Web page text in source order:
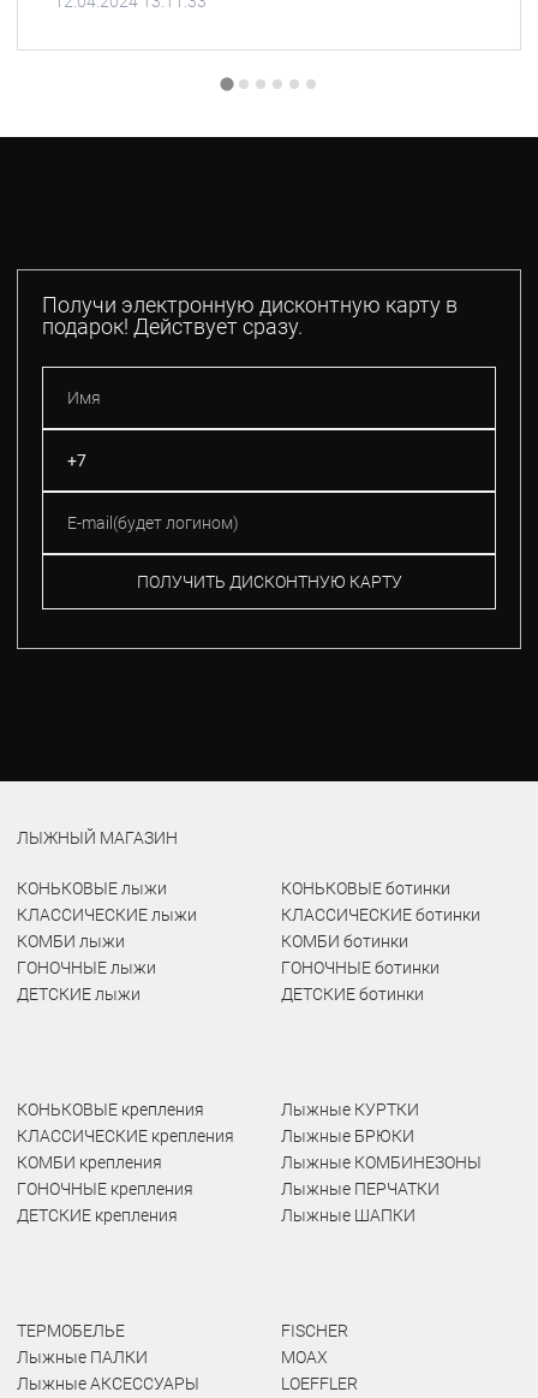
Получи электронную дисконтную карту в
подарок! Действует сразу.
ПОЛУЧИТЬ ДИСКОНТНУЮ КАРТУ
ЛЫЖНЫЙ МАГАЗИН
КОНЬКОВЫЕ лыжи
КЛАССИЧЕСКИЕ лыжи
КОМБИ лыжи
ГОНОЧНЫЕ лыжи
ДЕТСКИЕ лыжи
КОНЬКОВЫЕ ботинки
КЛАССИЧЕСКИЕ ботинки
КОМБИ ботинки
ГОНОЧНЫЕ ботинки
ДЕТСКИЕ ботинки
КОНЬКОВЫЕ крепления
КЛАССИЧЕСКИЕ крепления
КОМБИ крепления
ГОНОЧНЫЕ крепления
ДЕТСКИЕ крепления
Лыжные КУРТКИ
Лыжные БРЮКИ
Лыжные КОМБИНЕЗОНЫ
Лыжные ПЕРЧАТКИ
Лыжные ШАПКИ
ТЕРМОБЕЛЬЕ
Лыжные ПАЛКИ
Лыжные АКСЕССУАРЫ
FISCHER
MOAX
LOEFFLER